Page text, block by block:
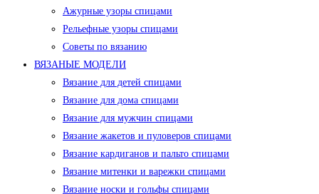
Ажурные узоры спицами
Рельефные узоры спицами
Советы по вязанию
ВЯЗАНЫЕ МОДЕЛИ
Вязание для детей спицами
Вязание для дома спицами
Вязание для мужчин спицами
Вязание жакетов и пуловеров спицами
Вязание кардиганов и пальто спицами
Вязание митенки и варежки спицами
Вязание носки и гольфы спицами